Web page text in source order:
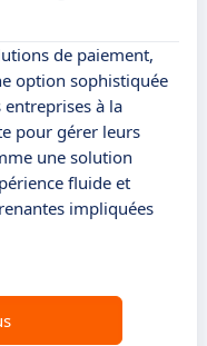
de paiement,
option sophistiquée
à la
pour gérer leurs
une solution
fluide et
impliquées